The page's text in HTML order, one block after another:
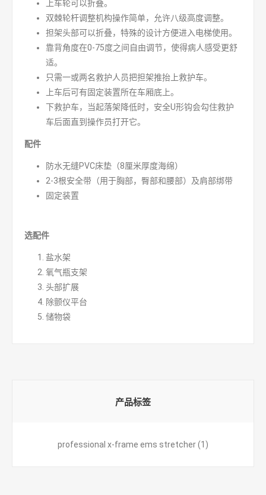
上车轮可以折叠。
双棘轮杆调整机构操作简单，允许八级高度调整。
担架头部可以折叠，特殊的设计方便进入电梯使用。
靠背角度在0-75度之间自由调节，使得病人感受更舒
适。
只需一或两名救护人员把担架推抬上救护车。
上车后可有固定装置所在车厢底上。
下救护车，当起落架降低时，安全U形钩会勾住救护
车后面直到操作员打开它。
配件
防水无缝PVC床垫（8厘米厚度海绵）
2-3根安全带（用于胸部，臀部和腰部）及肩部绑带
固定装置
选配件
盐水架
氧气瓶支架
头部扩展
除颤仪平台
储物袋
产品标签
professional x-frame ems stretcher(1)